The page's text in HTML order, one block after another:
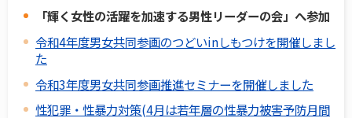
「輝く女性の活躍を加速する男性リーダーの会」へ参加
令和4年度男女共同参画のつどいinしもつけを開催しまし
た
令和3年度男女共同参画推進セミナーを開催しました
性犯罪・性暴力対策(4月は若年層の性暴力被害予防月間